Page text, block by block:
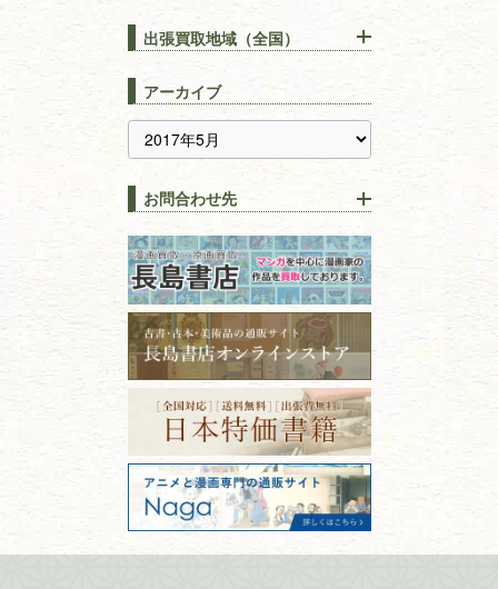
易学・占い
スピリチュアル・ 精神世界
全集・
趣味・教養
書道
拓本・法帖・碑帖
篆刻・印譜
書道具
美術書・アート本・
デザイン本
カメラ・撮影術
版画・リトグラフ・
【出張買取】古本の大量買取
りOK！効率的に売る方法
長島書店の便利な買取サービ
ス
【持ち込み買取】店頭で簡単
に古本を売るメリットとは？
古本を高く売る方法！買取で
上手な売り方のコツを解説
古本の保管方法と劣化する原
因！適切な管理で長持ちさせ
るコツ
古本は汚れていると買取でき
ない？適切な保管方法とクリ
ーニング！
ISBNコードとは？書籍の識別
番号の意味と役割を解説
価値ある古書を売るポイント
と注意点
出張買取地域（全国）
千葉県
神奈川県
静岡県
山梨県
新潟県
長野県
愛知県
石川県
福井県
福島県
富山県
青森県
岩手県
宮城県
秋田県
山形県
岐阜県
三重県
滋賀県
京都府
大阪府
兵庫県
奈良県
アーカイブ
お問合わせ先
古本買取専門店 長島書店
〒101-0051
東京都千代田区神田神保町2-5-1
フリーダイヤル：0120-414-548
電話：03-3512-8115
FAX：03-3512-8116
古物商許可：東京都公安委員会 第
301028901712号
古物商名称：有限会社長島書店